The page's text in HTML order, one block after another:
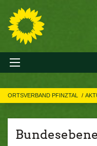
ORTSVERBAND PFINZTAL
Bundesebene